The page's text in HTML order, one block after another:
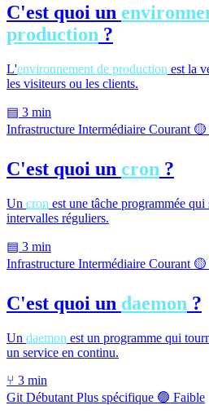
C'est quoi un
production ?
L'environnement de production est la
les visiteurs ou les clients.
▤ 3 min
Infrastructure Intermédiaire Courant 🟡
C'est quoi un cron ?
Un cron est une tâche programmée
intervalles réguliers.
▤ 3 min
Infrastructure Intermédiaire Courant 🟡
C'est quoi un daemon ?
Un daemon est un programme qui
un service en continu.
⑂ 3 min
Git Débutant Plus spécifique 🟢 Faible